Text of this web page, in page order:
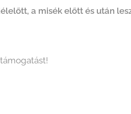
a misék előtt és után